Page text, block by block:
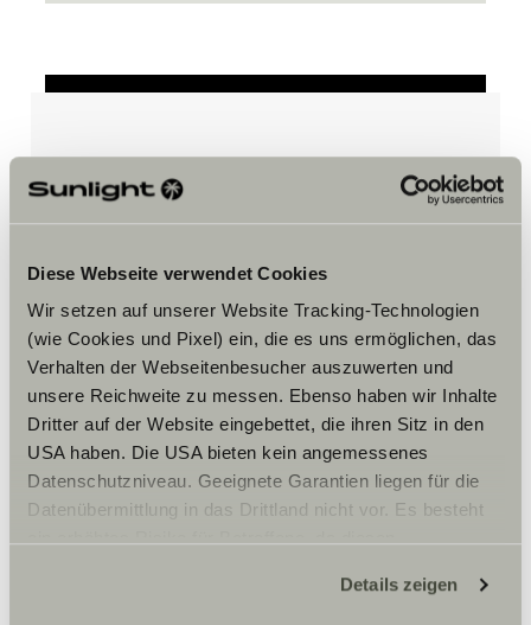
Diese Webseite verwendet Cookies
Wir setzen auf unserer Website Tracking-Technologien
(wie Cookies und Pixel) ein, die es uns ermöglichen, das
Verhalten der Webseitenbesucher auszuwerten und
unsere Reichweite zu messen. Ebenso haben wir Inhalte
Dritter auf der Website eingebettet, die ihren Sitz in den
USA haben. Die USA bieten kein angemessenes
Datenschutzniveau. Geeignete Garantien liegen für die
Datenübermittlung in das Drittland nicht vor. Es besteht
zustehen. Eingesetzte Dienstleister können Daten für
Details zeigen
Opening hours
Accepteer marketing-cookies om
de tour te bekijken.